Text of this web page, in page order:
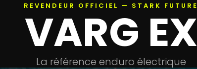
REVENDEUR OFFICIEL — STARK FUTURE
VARG EX
La référence enduro électrique